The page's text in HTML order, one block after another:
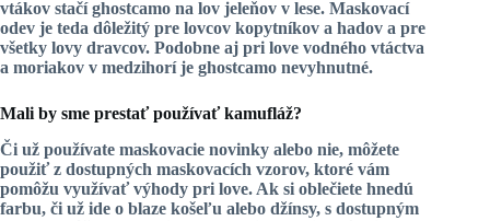
vtákov stačí ghostcamo na lov jeleňov v lese. Maskovací
odev je teda dôležitý pre lovcov kopytníkov a hadov a pre
všetky lovy dravcov. Podobne aj pri love vodného vtáctva
a moriakov v medzihorí je ghostcamo nevyhnutné.
Mali by sme prestať používať kamufláž?
Či už používate maskovacie novinky alebo nie, môžete
použiť z dostupných maskovacích vzorov, ktoré vám
pomôžu využívať výhody pri love. Ak si oblečiete hnedú
farbu, či už ide o blaze košeľu alebo džínsy, s dostupným